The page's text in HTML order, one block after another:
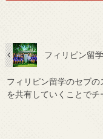
フィリピン留
フィリピン留学のセブ
を共有していくことで